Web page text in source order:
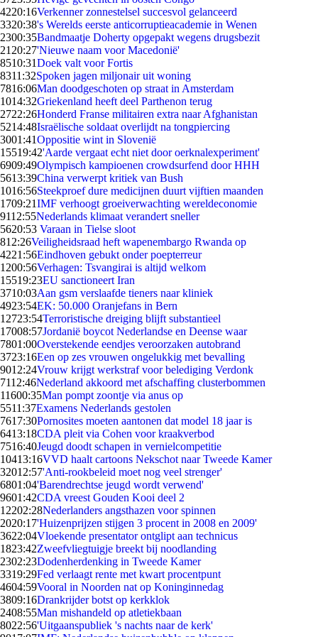
4220:16Verkenner zonnestelsel succesvol gelanceerd
3320:38's Werelds eerste anticorruptieacademie in Wenen
2300:35Bandmaatje Doherty opgepakt wegens drugsbezit
21 20:27'Nieuwe naam voor Macedonië'
8510:31Doek valt voor Fortis
8311:32Spoken jagen miljonair uit woning
7816:06Man doodgeschoten op straat in Amsterdam
1014:32Griekenland heeft deel Parthenon terug
2722:26Honderd Franse militairen extra naar Afghanistan
5214:48Israëlische soldaat overlijdt na tongpiercing
3001:41Oppositie wint in Slovenië
15519:42'Aarde vergaat echt niet door oerknalexperiment'
6909:49Olympisch kampioenen crowdsurfend door HHH
5613:39China verwerpt kritiek van Bush
1016:56Steekproef dure medicijnen duurt vijftien maanden
1709:21IMF verhoogt groeiverwachting wereldeconomie
9112:55Nederlands klimaat verandert sneller
5620:53 Varaan in Tielse sloot
812:26Veiligheidsraad heft wapenembargo Rwanda op
4221:56Eindhoven gebukt onder poepterreur
1200:56Verhagen: Tsvangirai is altijd welkom
15519:23EU sanctioneert Iran
3710:03Aan gsm verslaafde tieners naar kliniek
4923:54EK: 50.000 Oranjefans in Bern
12723:54Terroristische dreiging blijft substantieel
17008:57Jordanië boycot Nederlandse en Deense waar
7801:00Overstekende eendjes veroorzaken autobrand
3723:16Een op zes vrouwen ongelukkig met bevalling
9012:24Vrouw krijgt werkstraf voor belediging Verdonk
7112:46Nederland akkoord met afschaffing clusterbommen
11600:35Man pompt zoontje via anus op
5511:37Examens Nederlands gestolen
7617:30Pornosites moeten aantonen dat model 18 jaar is
6413:18CDA pleit via Cohen voor kraakverbod
7516:40Jeugd doodt schapen in vernielcompetitie
10413:16VVD haalt cartoons Nekschot naar Tweede Kamer
32012:57'Anti-rookbeleid moet nog veel strenger'
6801:04'Barendrechtse jeugd wordt verwend'
9601:42CDA vreest Gouden Kooi deel 2
12202:28Nederlanders angsthazen voor spinnen
2020:17'Huizenprijzen stijgen 3 procent in 2008 en 2009'
3622:04Vloekende presentator ontglipt aan technicus
1823:42Zweefvliegtuigje breekt bij noodlanding
2302:23Dodenherdenking in Tweede Kamer
3319:29Fed verlaagt rente met kwart procentpunt
4604:59Vooral in Noorden nat op Koninginnedag
3809:16Drankrijder botst op kerkklok
2408:55Man mishandeld op atletiekbaan
8022:56'Uitgaanspubliek 's nachts naar de kerk'